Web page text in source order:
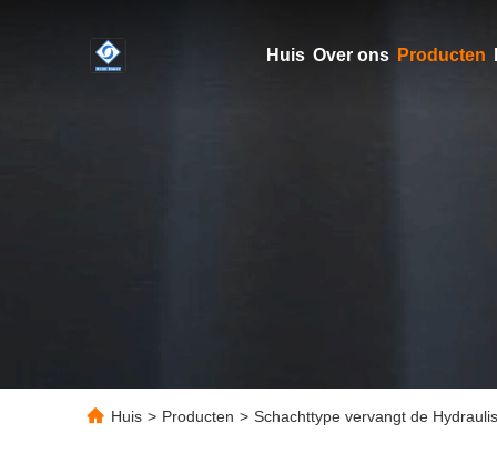
Huis Over ons Producten
Huis > Producten > Schachttype vervangt de